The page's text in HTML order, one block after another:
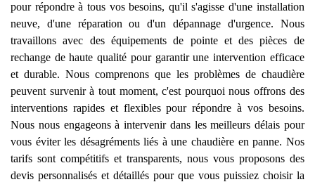
pour répondre à tous vos besoins, qu'il s'agisse d'une installation
neuve, d'une réparation ou d'un dépannage d'urgence. Nous
travaillons avec des équipements de pointe et des pièces de
rechange de haute qualité pour garantir une intervention efficace
et durable. Nous comprenons que les problèmes de chaudière
peuvent survenir à tout moment, c'est pourquoi nous offrons des
interventions rapides et flexibles pour répondre à vos besoins.
Nous nous engageons à intervenir dans les meilleurs délais pour
vous éviter les désagréments liés à une chaudière en panne. Nos
tarifs sont compétitifs et transparents, nous vous proposons des
devis personnalisés et détaillés pour que vous puissiez choisir la